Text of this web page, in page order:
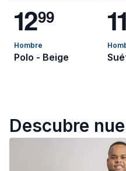
1299
Hombre
Polo - Beige
1
Descubre